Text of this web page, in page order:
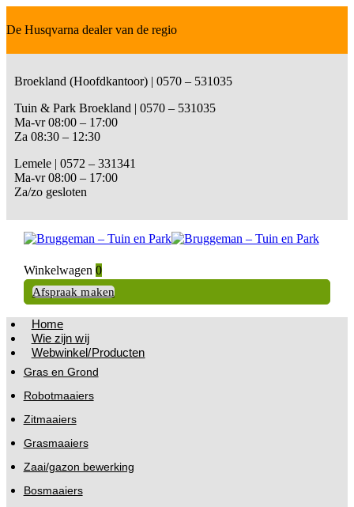
De Husqvarna dealer van de regio
Broekland (Hoofdkantoor) | 0570 – 531035
Tuin & Park Broekland | 0570 – 531035
Ma-vr 08:00 – 17:00
Za 08:30 – 12:30
Lemele | 0572 – 331341
Ma-vr 08:00 – 17:00
Za/zo gesloten
Winkelwagen 0
Afspraak maken
Home
Wie zijn wij
Webwinkel/Producten
Gras en Grond
Robotmaaiers
Zitmaaiers
Grasmaaiers
Zaai/gazon bewerking
Bosmaaiers